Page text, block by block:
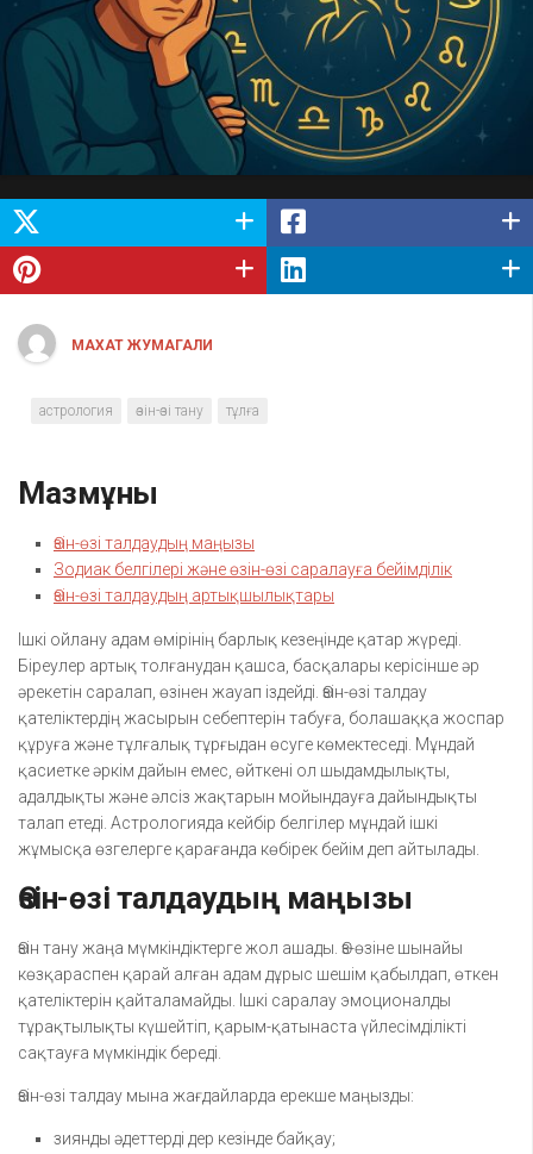
МАХАТ ЖУМАГАЛИ
астрология өзін-өзі тану тұлға
Мазмұны
Өзін-өзі талдаудың маңызы
Зодиак белгілері және өзін-өзі саралауға бейімділік
Өзін-өзі талдаудың артықшылықтары
Ішкі ойлану адам өмірінің барлық кезеңінде қатар жүреді.
Біреулер артық толғанудан қашса, басқалары керісінше әр
әрекетін саралап, өзінен жауап іздейді. Өзін-өзі талдау
қателіктердің жасырын себептерін табуға, болашаққа жоспар
құруға және тұлғалық тұрғыдан өсуге көмектеседі. Мұндай
қасиетке әркім дайын емес, өйткені ол шыдамдылықты,
адалдықты және әлсіз жақтарын мойындауға дайындықты
талап етеді. Астрологияда кейбір белгілер мұндай ішкі
жұмысқа өзгелерге қарағанда көбірек бейім деп айтылады.
Өзін-өзі талдаудың маңызы
Өзін тану жаңа мүмкіндіктерге жол ашады. Өз-өзіне шынайы
көзқараспен қарай алған адам дұрыс шешім қабылдап, өткен
қателіктерін қайталамайды. Ішкі саралау эмоционалды
тұрақтылықты күшейтіп, қарым-қатынаста үйлесімділікті
сақтауға мүмкіндік береді.
Өзін-өзі талдау мына жағдайларда ерекше маңызды:
зиянды әдеттерді дер кезінде байқау;